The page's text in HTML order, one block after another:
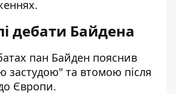
дебати Байдена
пан Байден пояснив
застудою" та втомою після
Європи.